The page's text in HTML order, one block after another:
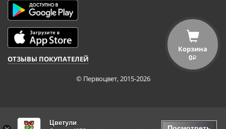
ОТЗЫВЫ ПОКУПАТЕЛЕЙ
© Первоцвет, 2015-2026
Корзина
0i
Цветули